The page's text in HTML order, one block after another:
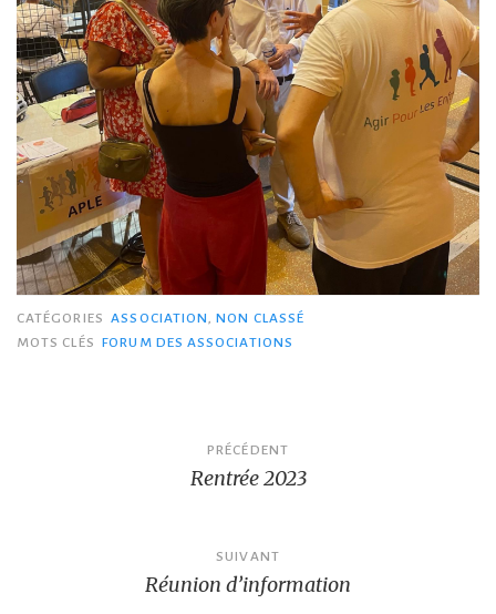
CATÉGORIES ASSOCIATION ,NON CLASSÉ
MOTS CLÉS FORUM DES ASSOCIATIONS
PRÉCÉDENT
Rentrée 2023
SUIVANT
Réunion d’information